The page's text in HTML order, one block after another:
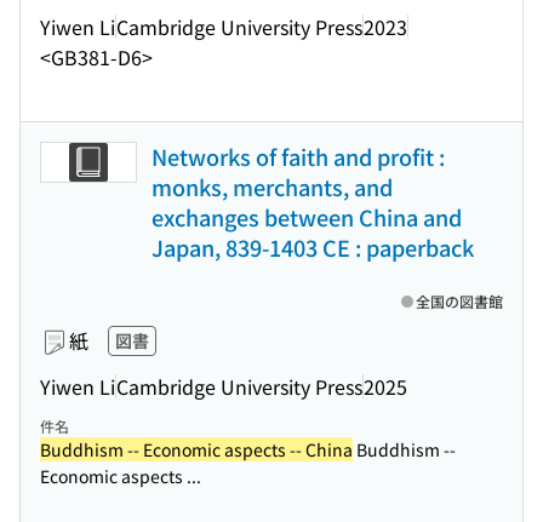
Yiwen LiCambridge University Press2023
<GB381-D6>
Networks of faith and profit :
monks, merchants, and
exchanges between China and
Japan, 839-1403 CE : paperback
紙 図書
Yiwen LiCambridge University Press2025
全国の図書館
件名
Buddhism -- Economic aspects -- China Buddhism --
Economic aspects ...